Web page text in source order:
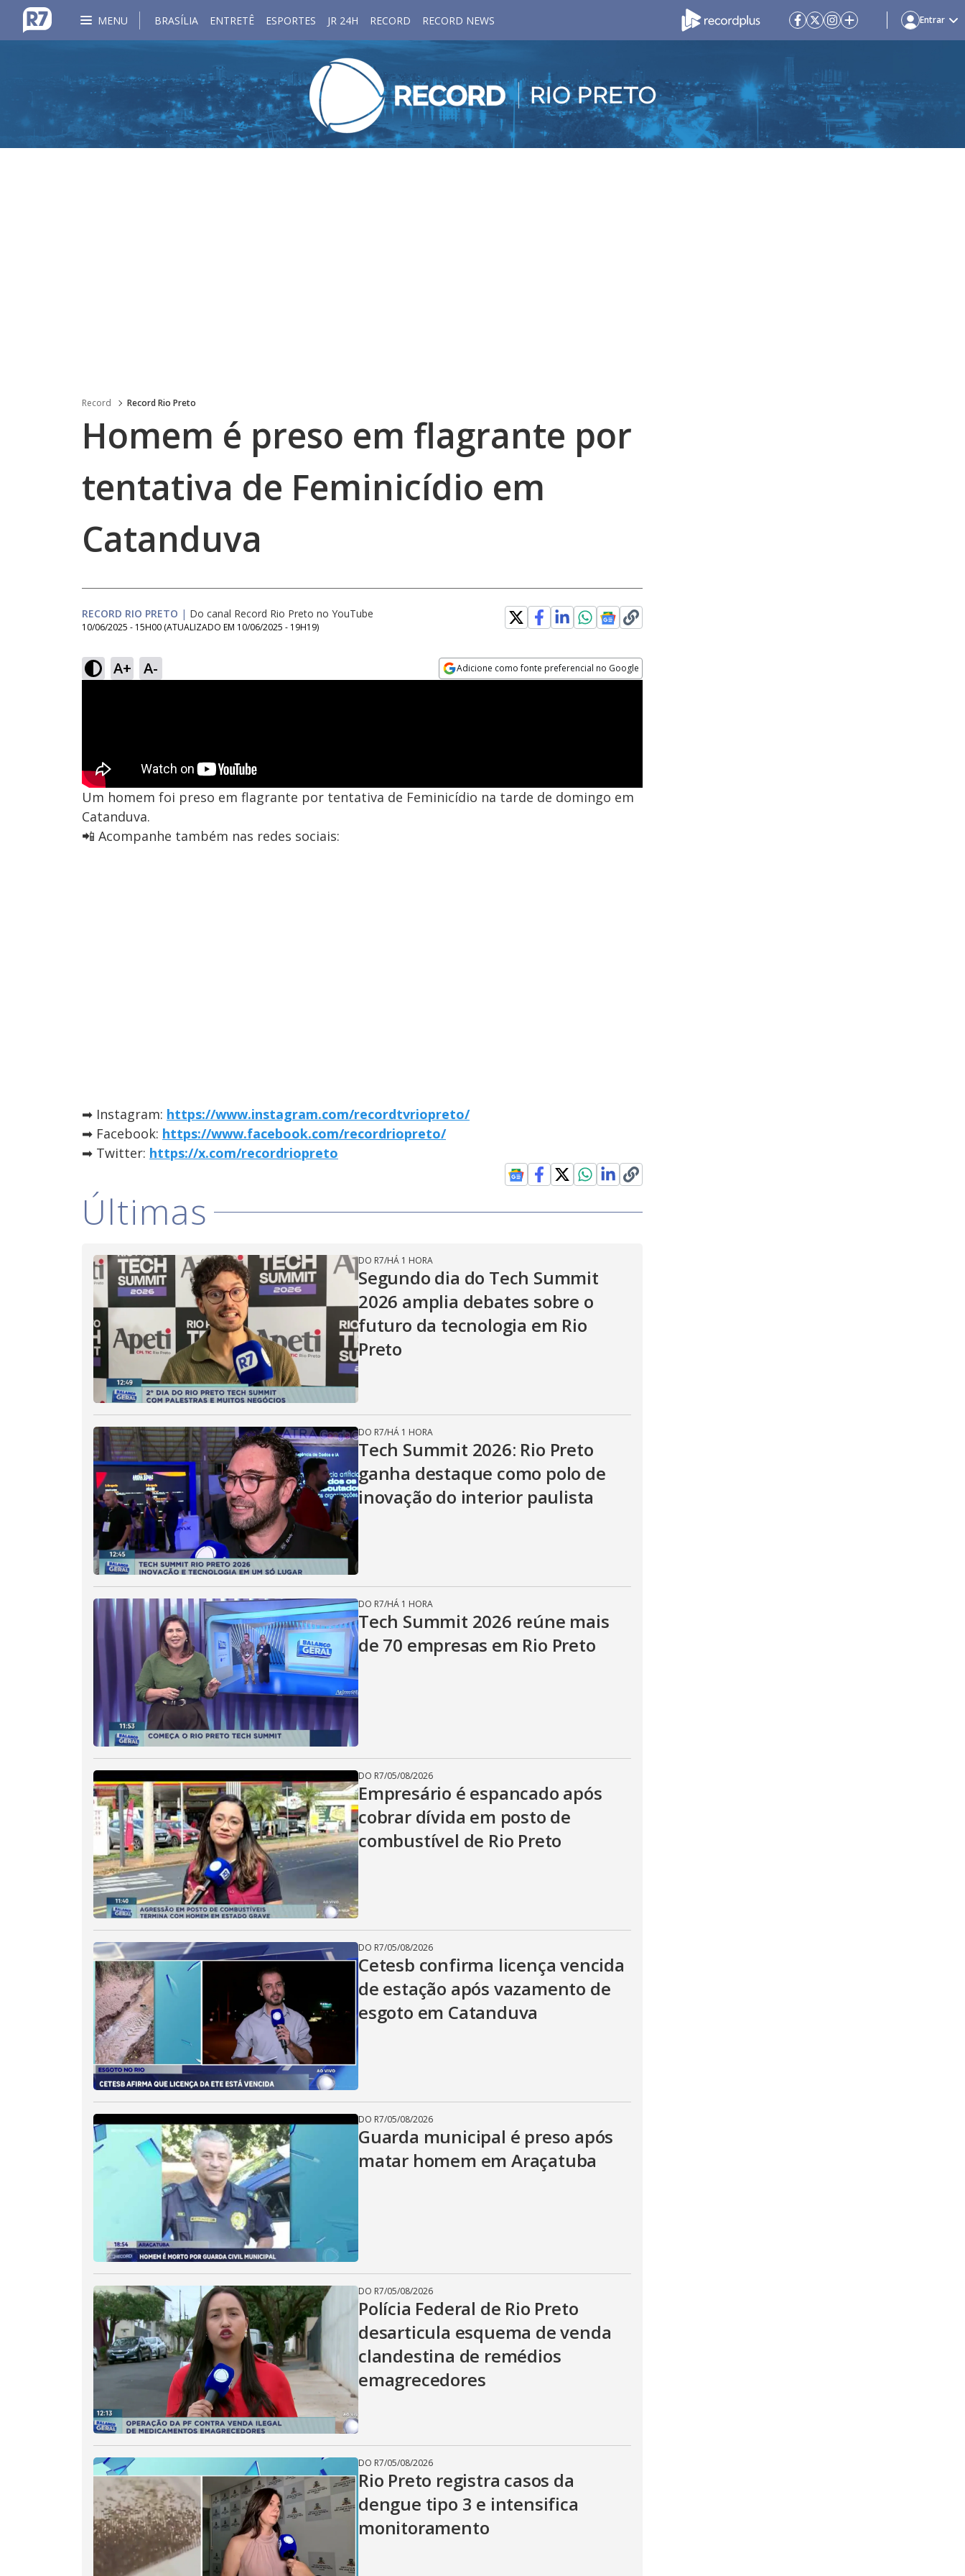
MENU BRASÍLIA ENTRETÊ ESPORTES JR 24H RECORD RECORD NEWS Entrar
Record Record Rio Preto
Homem é preso em flagrante por
tentativa de Feminicídio em
Catanduva
RECORD RIO PRETO | Do canal Record Rio Preto no YouTube
10/06/2025 - 15H00 (ATUALIZADO EM 10/06/2025 - 19H19)
A+ A- Adicione como fonte preferencial no Google
Um homem foi preso em flagrante por tentativa de Feminicídio na tarde de domingo em
Catanduva.
📲 Acompanhe também nas redes sociais:
➡ Instagram: https://www.instagram.com/recordtvriopreto/
➡ Facebook: https://www.facebook.com/recordriopreto/
➡ Twitter: https://x.com/recordriopreto
Últimas
DO R7/HÁ 1 HORA
Segundo dia do Tech Summit
2026 amplia debates sobre o
futuro da tecnologia em Rio
Preto
DO R7/HÁ 1 HORA
Tech Summit 2026: Rio Preto
ganha destaque como polo de
inovação do interior paulista
DO R7/HÁ 1 HORA
Tech Summit 2026 reúne mais
de 70 empresas em Rio Preto
DO R7/05/08/2026
Empresário é espancado após
cobrar dívida em posto de
combustível de Rio Preto
DO R7/05/08/2026
Cetesb confirma licença vencida
de estação após vazamento de
esgoto em Catanduva
DO R7/05/08/2026
Guarda municipal é preso após
matar homem em Araçatuba
DO R7/05/08/2026
Polícia Federal de Rio Preto
desarticula esquema de venda
clandestina de remédios
emagrecedores
DO R7/05/08/2026
Rio Preto registra casos da
dengue tipo 3 e intensifica
monitoramento